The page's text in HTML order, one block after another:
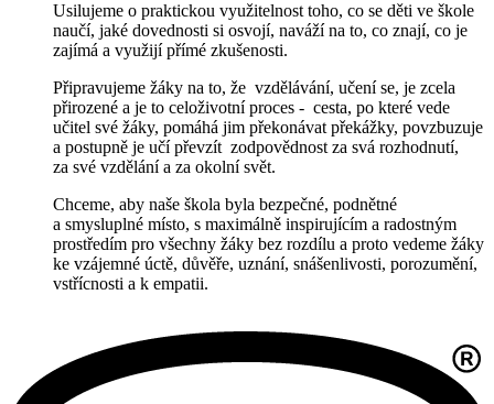
Usilujeme o praktickou využitelnost toho, co se děti ve škole
naučí, jaké dovednosti si osvojí, naváží na to, co znají, co je
zajímá a využijí přímé zkušenosti.
Připravujeme žáky na to, že vzdělávání, učení se, je zcela
přirozené a je to celoživotní proces - cesta, po které vede
učitel své žáky, pomáhá jim překonávat překážky, povzbuzuje
a postupně je učí převzít zodpovědnost za svá rozhodnutí,
za své vzdělání a za okolní svět.
Chceme, aby naše škola byla bezpečné, podnětné
a smysluplné místo, s maximálně inspirujícím a radostným
prostředím pro všechny žáky bez rozdílu a proto vedeme žáky
ke vzájemné úctě, důvěře, uznání, snášenlivosti, porozumění,
vstřícnosti a k empatii.